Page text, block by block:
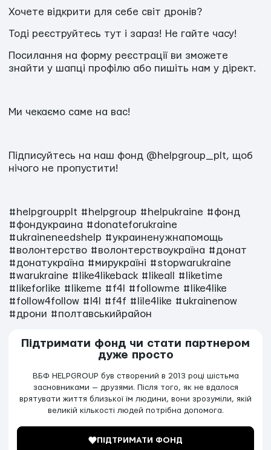
Хочете відкрити для себе світ дронів?
Тоді реєструйтесь тут і зараз! Не гайте часу!
Посилання на форму реєстрації ви зможете
знайти у шапці профілю або пишіть нам у дірект.
Ми чекаємо саме на вас!
Підписуйтесь на наш фонд @helpgroup_plt, щоб
нічого не пропустити!
#helpgroupplt #helpgroup #helpukraine #фонд
#фондукраина #donateforukraine
#ukraineneedshelp #украиненужнапомощь
#волонтерство #волонтерствоукраїна #донат
#донатукраїна #мирукраїні #stopwarukraine
#warukraine #like4likeback #likeall
#liketime
#likeforlike #likeme #f4l #followme #like4like
#follow4follow #l4l #f4f #lile4like #ukrainenow
#дрони #полтавськийрайон
Підтримати фонд чи стати партнером
дуже просто
ВБФ HELPGROUP був створений в 2013 році шістьма
засновниками — друзями. Після того, як не вдалося
врятувати життя близької їм людини, вони зрозуміли, якій
великій кількості людей потрібна допомога.
ПІДТРИМАТИ ФОНД